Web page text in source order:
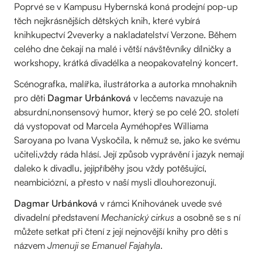
Poprvé se v Kampusu Hybernská koná prodejní pop-up
těch nejkrásnějších dětských knih, které vybírá
knihkupectví 2veverky a nakladatelství Verzone. Během
celého dne čekají na malé i větší návštěvníky dílničky a
workshopy, krátká divadélka a neopakovatelný koncert.
Scénografka, malířka, ilustrátorka a autorka mnohaknih
pro děti Dagmar Urbánková v lecčems navazuje na
absurdní,nonsensový humor, který se po celé 20. století
dá vystopovat od Marcela Ayméhopřes Williama
Saroyana po Ivana Vyskočila, k němuž se, jako ke svému
učiteli,vždy ráda hlásí. Její způsob vyprávění i jazyk nemají
daleko k divadlu, jejípříběhy jsou vždy potěšující,
neambiciózní, a přesto v naší mysli dlouhorezonují.
Dagmar Urbánková v rámci Knihovánek uvede své
divadelní představeníMechanický cirkus a osobně se s ní
můžete setkat při čtení z její nejnovější knihy pro děti s
názvem Jmenuji se Emanuel Fajahyla.